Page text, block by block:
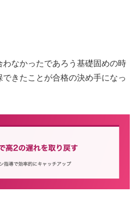
なかったであろう基礎固めの時
きたことが合格の決め手になっ